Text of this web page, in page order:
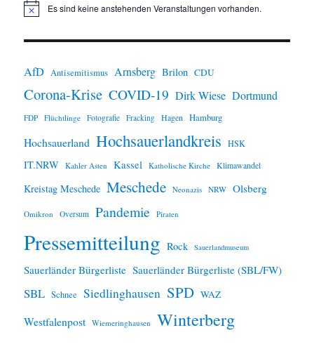
H
w
s
Es sind keine anstehenden Veranstaltungen vorhanden.
AfD Antisemitismus Arnsberg Brilon CDU
Corona-Krise COVID-19 Dirk Wiese Dortmund
FDP Flüchtlinge Fotografie Fracking Hagen Hamburg
Hochsauerland Hochsauerlandkreis HSK
IT.NRW Kahler Asten Kassel Katholische Kirche Klimawandel
Kreistag Meschede Meschede Neonazis NRW Olsberg
Omikron Oversum Pandemie Piraten
Pressemitteilung Rock Sauerlandmuseum
Sauerländer Bürgerliste Sauerländer Bürgerliste (SBL/FW)
SBL Schnee Siedlinghausen SPD WAZ
Westfalenpost Wiemeringhausen Winterberg